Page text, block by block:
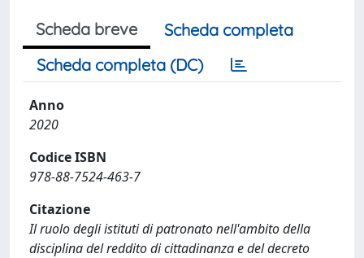
Scheda breve
Scheda completa
Scheda completa (DC)
Anno
2020
Codice ISBN
978-88-7524-463-7
Citazione
Il ruolo degli istituti di patronato nell'ambito della
disciplina del reddito di cittadinanza e del decreto